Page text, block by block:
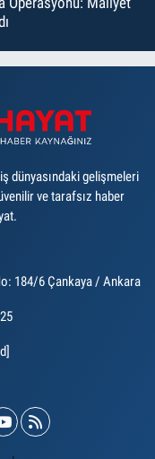
dünyasındaki gelişmeleri
ve tarafsız haber
184/6 Çankaya / Ankara